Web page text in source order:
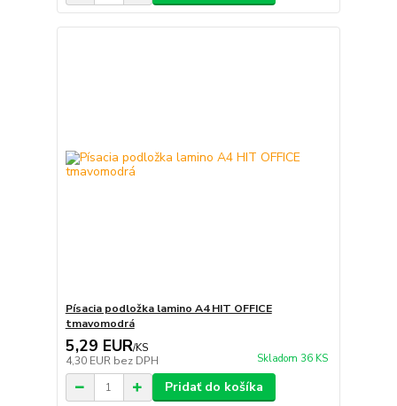
Písacia podložka lamino A4 HIT OFFICE
tmavomodrá
5,29 EUR/KS
4,30 EUR bez DPH Skladom 36 KS
Pridať do košíka